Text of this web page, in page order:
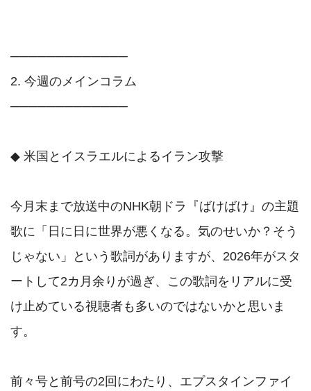
─────────────
2. 今週のメインコラム
─────────────
◆ 米国とイスラエルによるイラン攻撃
今月末まで放送中のNHK朝ドラ『ばけばけ』の主題
歌に「日に日に世界が悪くなる。気のせいか？そう
じゃない」という歌詞がありますが、2026年がスタ
ートして2カ月余りが過ぎ、この歌詞をリアルに受
け止めている視聴者も多いのではないかと思いま
す。
前々号と前号の2回にわたり、エプスタインファイ